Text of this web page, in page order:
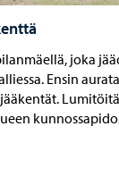
joka
Ensin